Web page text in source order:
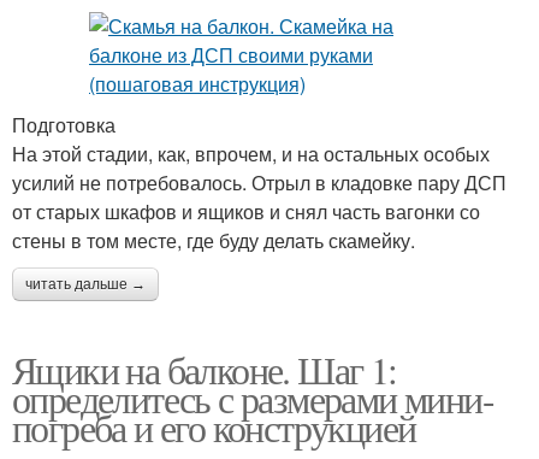
Подготовка
На этой стадии, как, впрочем, и на остальных особых
усилий не потребовалось. Отрыл в кладовке пару ДСП
от старых шкафов и ящиков и снял часть вагонки со
стены в том месте, где буду делать скамейку.
читать дальше →
Ящики на балконе. Шаг 1:
определитесь с размерами мини-
погреба и его конструкцией